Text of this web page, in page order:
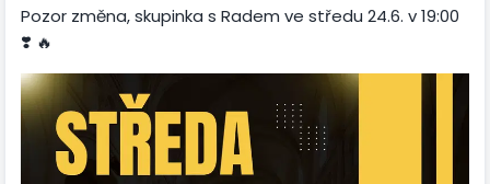
Pozor změna, skupinka s Radem ve středu 24.6. v 19:00
❣️ 🔥